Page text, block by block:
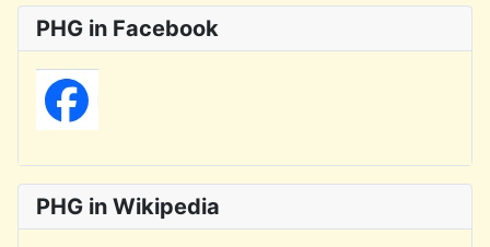
PHG in Facebook
PHG in Wikipedia